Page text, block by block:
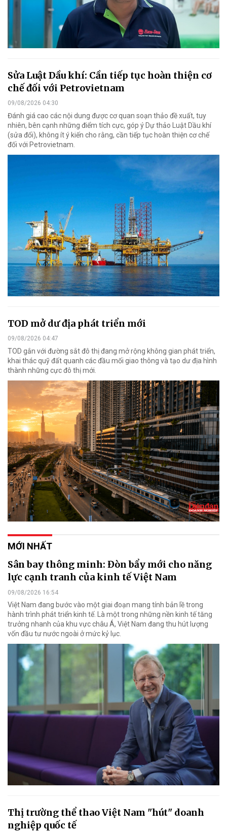
Sửa Luật Dầu khí: Cần tiếp tục hoàn thiện cơ
chế đối với Petrovietnam
09/08/2026 04:30
Đánh giá cao các nội dung được cơ quan soạn thảo đề xuất, tuy
nhiên, bên cạnh những điểm tích cực, góp ý Dự thảo Luật Dầu khí
(sửa đổi), không ít ý kiến cho rằng, cần tiếp tục hoàn thiện cơ chế
đối với Petrovietnam.
TOD mở dư địa phát triển mới
09/08/2026 04:47
TOD gắn với đường sắt đô thị đang mở rộng không gian phát triển,
khai thác quỹ đất quanh các đầu mối giao thông và tạo dư địa hình
thành những cực đô thị mới.
MỚI NHẤT
Sân bay thông minh: Đòn bẩy mới cho năng
lực cạnh tranh của kinh tế Việt Nam
09/08/2026 16:54
Việt Nam đang bước vào một giai đoạn mang tính bản lề trong
hành trình phát triển kinh tế. Là một trong những nền kinh tế tăng
trưởng nhanh của khu vực châu Á, Việt Nam đang thu hút lượng
vốn đầu tư nước ngoài ở mức kỷ lục.
Thị trường thể thao Việt Nam "hút" doanh
nghiệp quốc tế